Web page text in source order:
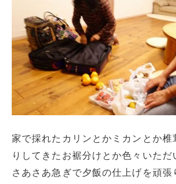
家で採れたカリンとかミカンとか椎
りしてきたお裾分けとか色々いただ
さあさあ急ぎで夕飯の仕上げを頑張